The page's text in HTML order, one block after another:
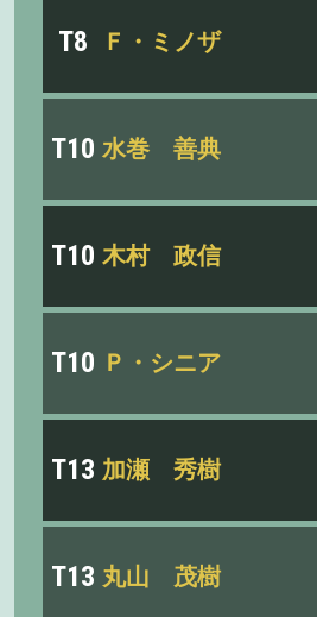
T8 Ｆ・ミノザ
T10 水巻 善典
T10 木村 政信
T10 Ｐ・シニア
T13 加瀬 秀樹
T13 丸山 茂樹